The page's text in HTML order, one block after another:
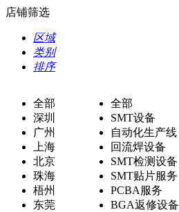
店铺筛选
区域
类别
排序
全部
深圳
广州
上海
北京
珠海
梧州
东莞
全部
SMT设备
自动化生产线
回流焊设备
SMT检测设备
SMT贴片服务
PCBA服务
BGA返修设备